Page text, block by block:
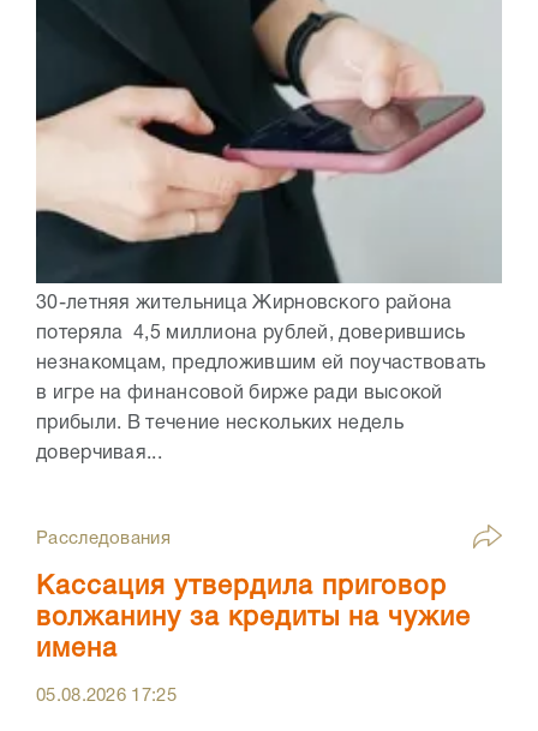
30-летняя жительница Жирновского района
потеряла 4,5 миллиона рублей, доверившись
незнакомцам, предложившим ей поучаствовать
в игре на финансовой бирже ради высокой
прибыли. В течение нескольких недель
доверчивая...
Расследования
Кассация утвердила приговор
волжанину за кредиты на чужие
имена
05.08.2026 17:25